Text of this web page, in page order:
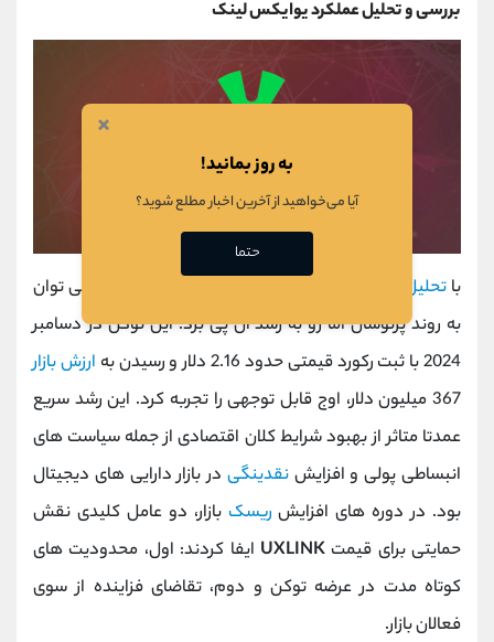
بررسی و تحلیل عملکرد یوایکس لینک
باتحلیل
عملکرد توکن UXLINK در بازه زمانی یکساله، می ‌توان
به روند پرنوسان اما رو به رشد آن پی برد. این توکن در دسامبر
2024 با ثبت رکورد قیمتی حدود 2.16 دلار و رسیدن به
ارزش بازار
367 میلیون دلار، اوج قابل توجهی را تجربه کرد. این رشد سریع
عمدتا متاثر از بهبود شرایط کلان اقتصادی از جمله سیاست ‌های
انبساطی پولی و افزایشنقدینگی در بازار دارایی‌ های دیجیتال
بود. در دوره‌ های افزایش ریسک بازار، دو عامل کلیدی نقش
حمایتی برای قیمتUXLINK ایفا کردند: اول، محدودیت ‌های
کوتاه ‌مدت در عرضه توکن و دوم، تقاضای فزاینده از سوی
فعالان بازار.
×
به روز بمانید!
آیا می‌خواهید از آخرین اخبار مطلع شوید؟
حتما